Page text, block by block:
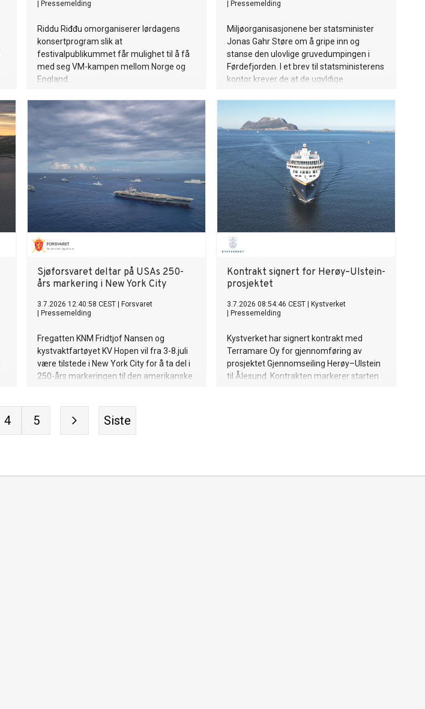
Pressemelding
Riddu Riđđu omorganiserer lørdagens
konsertprogram slik at
festivalpublikummet får mulighet til å få
med seg VM-kampen mellom Norge og
England.
Pressemelding
Miljøorganisasjonene ber statsminister
Jonas Gahr Støre om å gripe inn og
stanse den ulovlige gruvedumpingen i
Førdefjorden. I et brev til statsministerens
kontor krever de at de ugyldige
Sjøforsvaret deltar på USAs 250-
års markering i New York City
3.7.2026 12:40:58 CEST
Forsvaret
Pressemelding
Fregatten KNM Fridtjof Nansen og
kystvaktfartøyet KV Hopen vil fra 3-8.juli
være tilstede i New York City for å ta del i
250-års markeringen til den amerikanske
Kontrakt signert for Herøy–Ulstein-
prosjektet
3.7.2026 08:54:46 CEST
Kystverket
Pressemelding
Kystverket har signert kontrakt med
Terramare Oy for gjennomføring av
prosjektet Gjennomseiling Herøy–Ulstein
til Ålesund. Kontrakten markerer starten
4 5 Siste